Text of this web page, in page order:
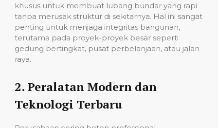
khusus untuk membuat lubang bundar yang rapi
tanpa merusak struktur di sekitarnya. Hal ini sangat
penting untuk menjaga integritas bangunan,
terutama pada proyek-proyek besar seperti
gedung bertingkat, pusat perbelanjaan, atau jalan
raya.
2. Peralatan Modern dan
Teknologi Terbaru